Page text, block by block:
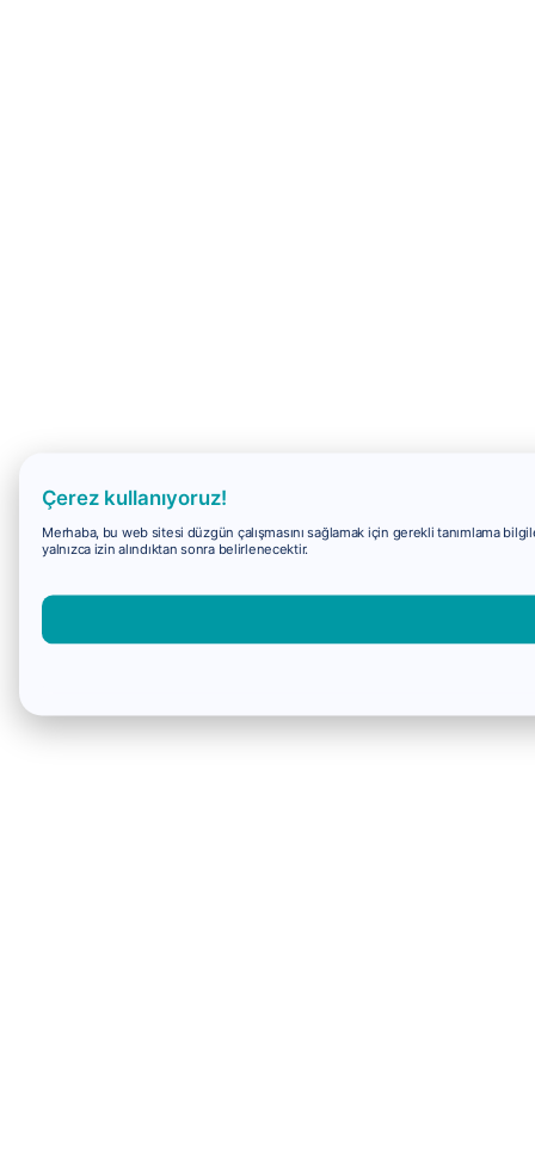
Çerez kullanıyoruz!
Merhaba, bu web sitesi düzgün çalışmasını sağlamak için gerekli tanımlama
yalnızca izin alındıktan sonra belirlenecektir.